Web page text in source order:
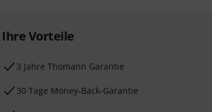
Ihre Vorteile
3 Jahre Thomann Garantie
30 Tage Money-Back-Garantie